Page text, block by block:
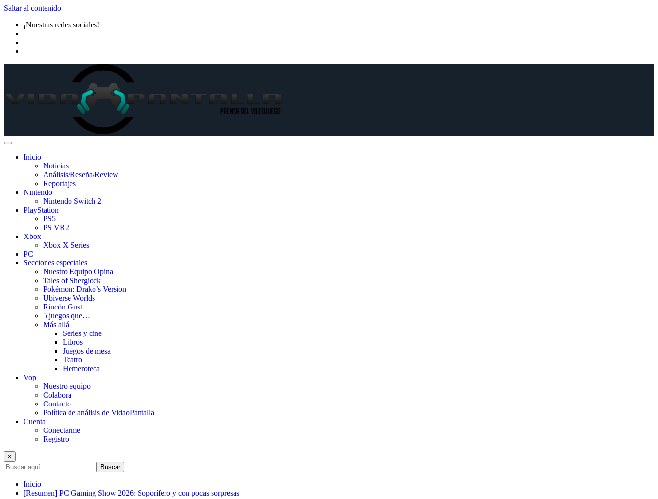
Saltar al contenido
¡Nuestras redes sociales!
Inicio
Noticias
Análisis/Reseña/Review
Reportajes
Nintendo
Nintendo Switch 2
PlayStation
PS5
PS VR2
Xbox
Xbox X Series
PC
Secciones especiales
Nuestro Equipo Opina
Tales of Shergiock
Pokémon: Drako’s Version
Ubiverse Worlds
Rincón Gust
5 juegos que…
Más allá
Series y cine
Libros
Juegos de mesa
Teatro
Hemeroteca
Vop
Nuestro equipo
Colabora
Contacto
Política de análisis de VidaoPantalla
Cuenta
Conectarme
Registro
×
Buscar
Inicio
[Resumen] PC Gaming Show 2026: Soporífero y con pocas sorpresas